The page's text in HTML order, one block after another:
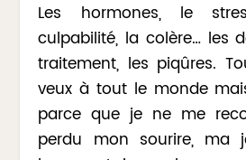
Les hormones, le
culpabilité, la colère… les
traitement, les piqûres.
veux à tout le monde
parce que je ne me
perdu mon sourire, ma